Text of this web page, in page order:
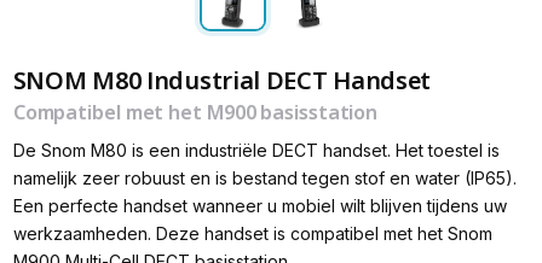
SNOM M80 Industrial DECT Handset
Compatibel met het M900 basisstation
De Snom M80 is een industriële DECT handset. Het toestel is
namelijk zeer robuust en is bestand tegen stof en water (IP65).
Een perfecte handset wanneer u mobiel wilt blijven tijdens uw
werkzaamheden. Deze handset is compatibel met het Snom